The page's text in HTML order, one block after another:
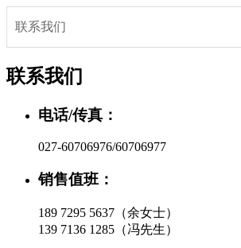
联系我们
联系我们
电话/传真：
027-60706976/60706977
销售值班：
189 7295 5637（余女士）
139 7136 1285（冯先生）